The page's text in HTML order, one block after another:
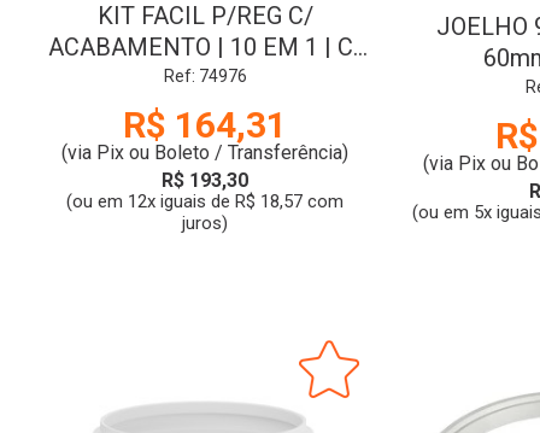
KIT FACIL P/REG C/
ACABAMENTO | 10 EM 1 | C-
50 | C/ 6PCS | BLUKIT
Ref: 74976
R$ 164,31
(via Pix ou Boleto / Transferência)
R$ 193,30
(ou em 12x iguais de R$ 18,57 com
juros)
JOELHO
(via Pix ou
(ou em 5x